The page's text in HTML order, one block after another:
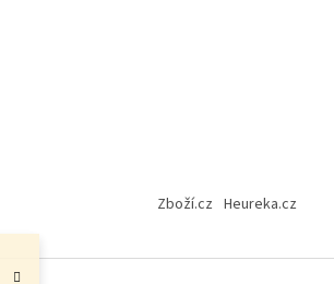
Zboží.cz Heureka.cz